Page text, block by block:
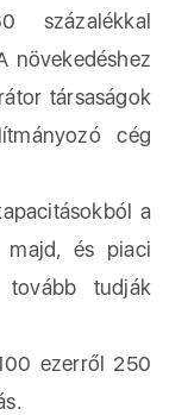
százalékkal
növekedéshez
társaságok
cég
a
majd, és piaci
tudják
ezerről 250